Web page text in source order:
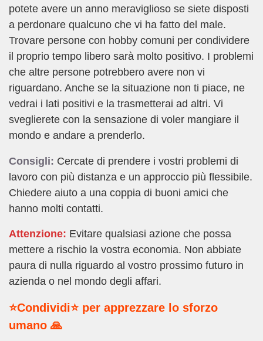
potete avere un anno meraviglioso se siete disposti
a perdonare qualcuno che vi ha fatto del male.
Trovare persone con hobby comuni per condividere
il proprio tempo libero sarà molto positivo. I problemi
che altre persone potrebbero avere non vi
riguardano. Anche se la situazione non ti piace, ne
vedrai i lati positivi e la trasmetterai ad altri. Vi
sveglierete con la sensazione di voler mangiare il
mondo e andare a prenderlo.
Consigli: Cercate di prendere i vostri problemi di
lavoro con più distanza e un approccio più flessibile.
Chiedere aiuto a una coppia di buoni amici che
hanno molti contatti.
Attenzione: Evitare qualsiasi azione che possa
mettere a rischio la vostra economia. Non abbiate
paura di nulla riguardo al vostro prossimo futuro in
azienda o nel mondo degli affari.
⭐Condividi⭐ per apprezzare lo sforzo
umano 🙏